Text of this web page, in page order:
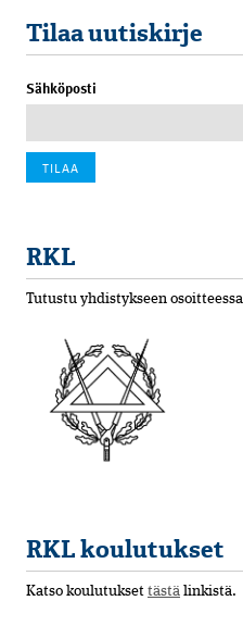
Tilaa uutiskirje
Sähköposti
RKL
Tutustu yhdistykseen osoitteessa
RKL koulutukset
Katso koulutukset tästä linkistä.